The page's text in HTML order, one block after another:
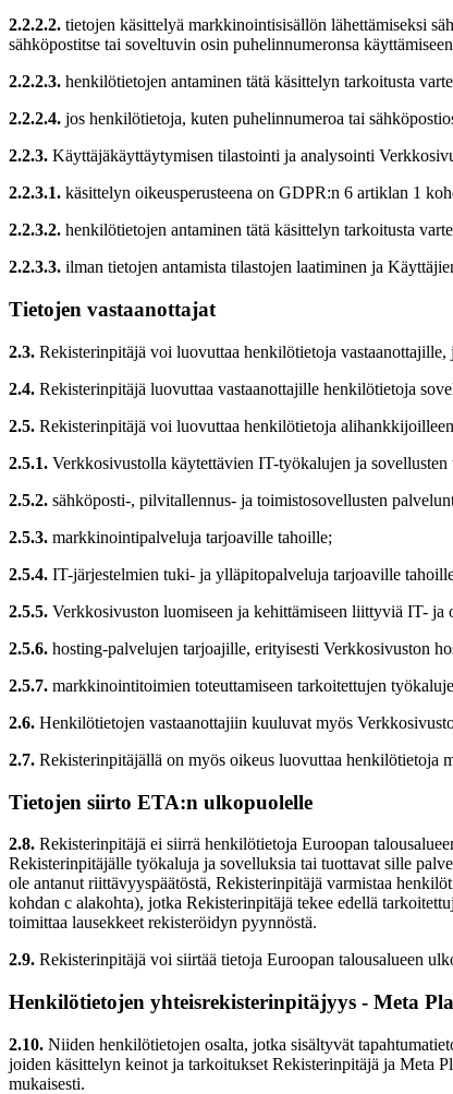
2.2.2.2. tietojen käsittelyä markkinointisisällön lähettämiseksi
sähköpostitse tai soveltuvin osin puhelinnumeronsa
2.2.2.3. henkilötietojen antaminen tätä käsittelyn tarkoitusta
2.2.2.4. jos henkilötietoja, kuten puhelinnumeroa tai
2.2.3. Käyttäjäkäyttäytymisen tilastointi ja analysointi
2.2.3.1. käsittelyn oikeusperusteena on GDPR:n 6 artiklan 1
2.2.3.2. henkilötietojen antaminen tätä käsittelyn tarkoitusta
2.2.3.3. ilman tietojen antamista tilastojen laatiminen ja
Tietojen vastaanottajat
2.3. Rekisterinpitäjä voi luovuttaa henkilötietoja
2.4. Rekisterinpitäjä luovuttaa vastaanottajille henkilötietoja
2.5. Rekisterinpitäjä voi luovuttaa henkilötietoja
2.5.1. Verkkosivustolla käytettävien IT-työkalujen ja
2.5.2. sähköposti-, pilvitallennus- ja toimistosovellusten
2.5.3. markkinointipalveluja tarjoaville tahoille;
2.5.4. IT-järjestelmien tuki- ja ylläpitopalveluja tarjoaville
2.5.5. Verkkosivuston luomiseen ja kehittämiseen liittyviä IT-
2.5.6. hosting-palvelujen tarjoajille, erityisesti Verkkosivuston
2.5.7. markkinointitoimien toteuttamiseen tarkoitettujen
2.6. Henkilötietojen vastaanottajiin kuuluvat myös
2.7. Rekisterinpitäjällä on myös oikeus luovuttaa henkilötietoja
Tietojen siirto ETA:n ulkopuolelle
2.8. Rekisterinpitäjä ei siirrä henkilötietoja Euroopan
Rekisterinpitäjälle työkaluja ja sovelluksia tai tuottavat sille
ole antanut riittävyyspäätöstä, Rekisterinpitäjä varmistaa
kohdan c alakohta), jotka Rekisterinpitäjä tekee edellä
toimittaa lausekkeet rekisteröidyn pyynnöstä.
2.9. Rekisterinpitäjä voi siirtää tietoja Euroopan talousalueen
Henkilötietojen yhteisrekisterinpitäjyys - Meta
2.10. Niiden henkilötietojen osalta, jotka sisältyvät
joiden käsittelyn keinot ja tarkoitukset Rekisterinpitäjä ja Meta
mukaisesti.